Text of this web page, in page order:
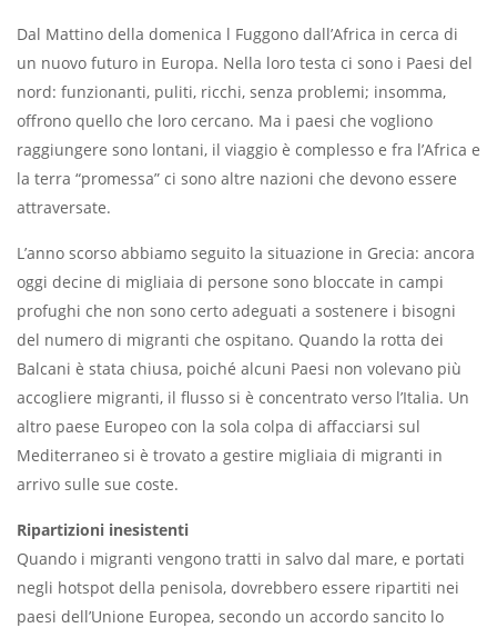
Dal Mattino della domenica l Fuggono dall’Africa in cerca di
un nuovo futuro in Europa. Nella loro testa ci sono i Paesi del
nord: funzionanti, puliti, ricchi, senza problemi; insomma,
offrono quello che loro cercano. Ma i paesi che vogliono
raggiungere sono lontani, il viaggio è complesso e fra l’Africa e
la terra “promessa” ci sono altre nazioni che devono essere
attraversate.
L’anno scorso abbiamo seguito la si­tuazione in Grecia: ancora
oggi decine di migliaia di persone sono bloccate in campi
profughi che non sono certo adeguati a sostenere i bisogni
del nu­mero di migranti che ospitano. Quando la rotta dei
Balcani è stata chiusa, poiché alcuni Paesi non vole­vano più
accogliere migranti, il flusso si è concentrato verso l’Italia. Un
altro paese Europeo con la sola colpa di af­facciarsi sul
Mediterraneo si è trovato a gestire migliaia di migranti in
arrivo sulle sue coste.
Ripartizioni inesistenti
Quando i migranti vengono tratti in salvo dal mare, e portati
negli hotspot della penisola, dovrebbero essere ri­partiti nei
paesi dell’Unione Europea, secondo un accordo sancito lo